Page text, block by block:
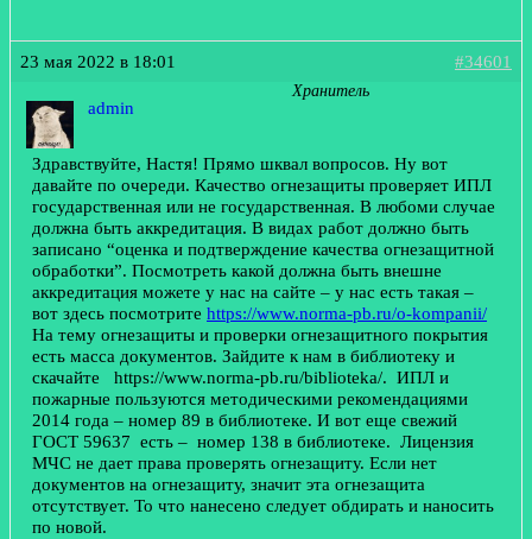
23 мая 2022 в 18:01 #34601
admin
Хранитель
Здравствуйте, Настя! Прямо шквал вопросов. Ну вот
давайте по очереди. Качество огнезащиты проверяет ИПЛ
государственная или не государственная. В любоми случае
должна быть аккредитация. В видах работ должно быть
записано “оценка и подтверждение качества огнезащитной
обработки”. Посмотреть какой должна быть внешне
аккредитация можете у нас на сайте – у нас есть такая –
вот здесь посмотрите https://www.norma-pb.ru/o-kompanii/
На тему огнезащиты и проверки огнезащитного покрытия
есть масса документов. Зайдите к нам в библиотеку и
скачайте https://www.norma-pb.ru/biblioteka/. ИПЛ и
пожарные пользуются методическими рекомендациями
2014 года – номер 89 в библиотеке. И вот еще свежий
ГОСТ 59637 есть – номер 138 в библиотеке. Лицензия
МЧС не дает права проверять огнезащиту. Если нет
документов на огнезащиту, значит эта огнезащита
отсутствует. То что нанесено следует обдирать и наносить
по новой.